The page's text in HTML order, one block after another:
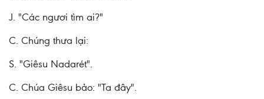
J. "Các ngươi tìm ai?"
C. Chúng thưa lại:
S. "Giêsu Nadarét".
C. Chúa Giêsu bảo: "Ta đây".